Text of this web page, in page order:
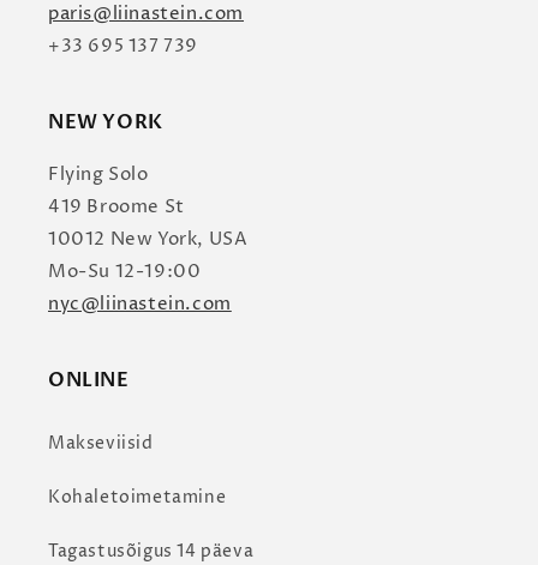
paris@liinastein.com
+33 695 137 739
NEW YORK
Flying Solo
419 Broome St
10012 New York, USA
Mo-Su 12-19:00
nyc@liinastein.com
ONLINE
Makseviisid
Kohaletoimetamine
Tagastusõigus 14 päeva